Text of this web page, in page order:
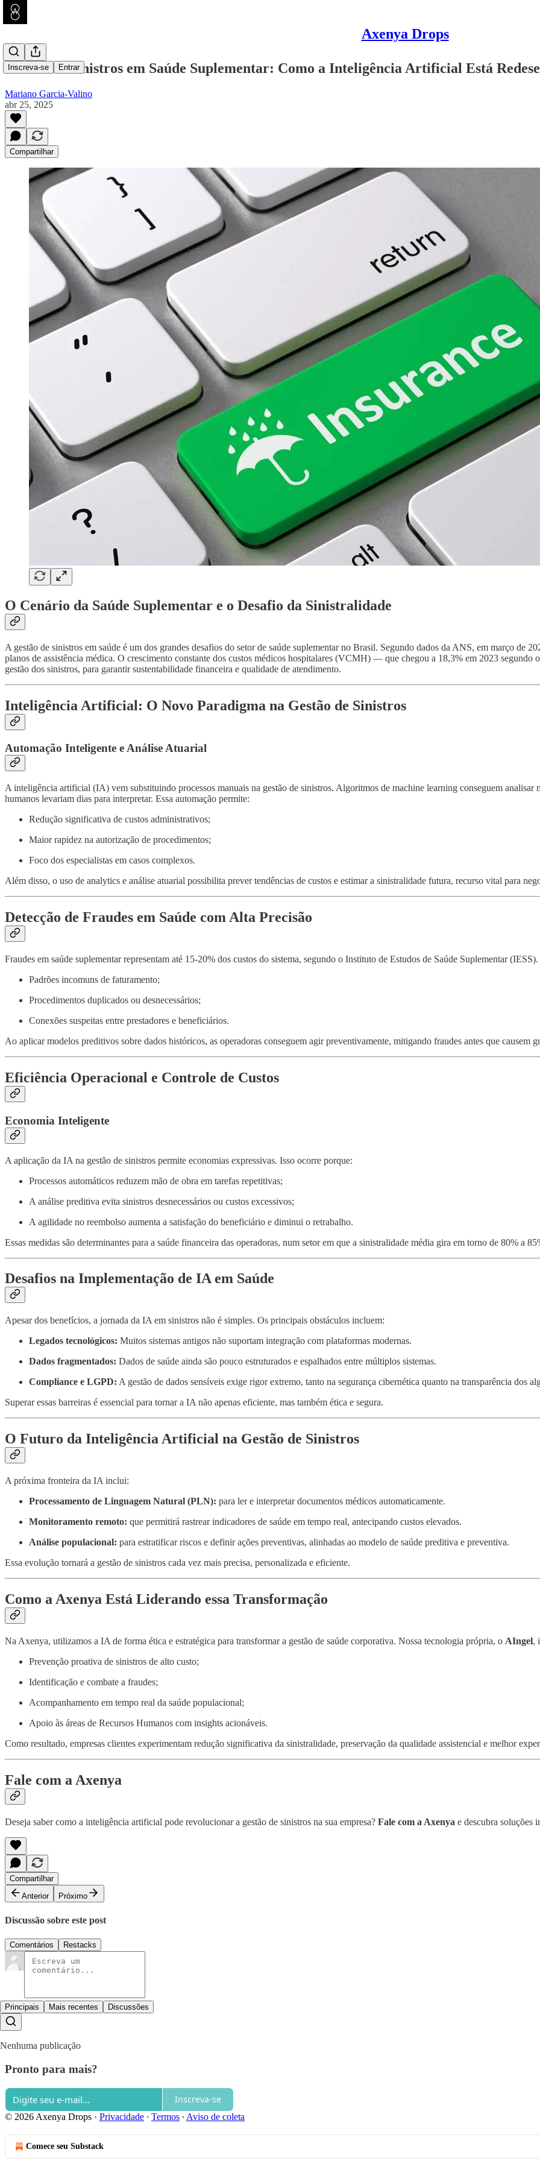
Axenya Drops
Inscreva-se Entrar
Gestão de Sinistros em Saúde Suplementar: Como a Inteligência Artificial Está
Mariano Garcia-Valino
abr 25, 2025
Compartilhar
O Cenário da Saúde Suplementar e o Desafio da Sinistralidade
A gestão de sinistros em saúde é um dos grandes desafios do setor de saúde suplementar no Brasil. Segundo dados da ANS, em março de
planos de assistência médica. O crescimento constante dos custos médicos hospitalares (VCMH) — que chegou a 18,3% em 2023 segundo
gestão dos sinistros, para garantir sustentabilidade financeira e qualidade de atendimento.
Inteligência Artificial: O Novo Paradigma na Gestão de Sinistros
Automação Inteligente e Análise Atuarial
A inteligência artificial (IA) vem substituindo processos manuais na gestão de sinistros. Algoritmos de machine learning conseguem analisar
humanos levariam dias para interpretar. Essa automação permite:
Redução significativa de custos administrativos;
Maior rapidez na autorização de procedimentos;
Foco dos especialistas em casos complexos.
Além disso, o uso de analytics e análise atuarial possibilita prever tendências de custos e estimar a sinistralidade futura, recurso vital para
Detecção de Fraudes em Saúde com Alta Precisão
Fraudes em saúde suplementar representam até 15-20% dos custos do sistema, segundo o Instituto de Estudos de Saúde Suplementar
Padrões incomuns de faturamento;
Procedimentos duplicados ou desnecessários;
Conexões suspeitas entre prestadores e beneficiários.
Ao aplicar modelos preditivos sobre dados históricos, as operadoras conseguem agir preventivamente, mitigando fraudes antes que causem
Eficiência Operacional e Controle de Custos
Economia Inteligente
A aplicação da IA na gestão de sinistros permite economias expressivas. Isso ocorre porque:
Processos automáticos reduzem mão de obra em tarefas repetitivas;
A análise preditiva evita sinistros desnecessários ou custos excessivos;
A agilidade no reembolso aumenta a satisfação do beneficiário e diminui o retrabalho.
Essas medidas são determinantes para a saúde financeira das operadoras, num setor em que a sinistralidade média gira em torno de 80% a
Desafios na Implementação de IA em Saúde
Apesar dos benefícios, a jornada da IA em sinistros não é simples. Os principais obstáculos incluem:
Legados tecnológicos: Muitos sistemas antigos não suportam integração com plataformas modernas.
Dados fragmentados: Dados de saúde ainda são pouco estruturados e espalhados entre múltiplos sistemas.
Compliance e LGPD: A gestão de dados sensíveis exige rigor extremo, tanto na segurança cibernética quanto na transparência dos
Superar essas barreiras é essencial para tornar a IA não apenas eficiente, mas também ética e segura.
O Futuro da Inteligência Artificial na Gestão de Sinistros
A próxima fronteira da IA inclui:
Processamento de Linguagem Natural (PLN): para ler e interpretar documentos médicos automaticamente.
Monitoramento remoto: que permitirá rastrear indicadores de saúde em tempo real, antecipando custos elevados.
Análise populacional: para estratificar riscos e definir ações preventivas, alinhadas ao modelo de saúde preditiva e preventiva.
Essa evolução tornará a gestão de sinistros cada vez mais precisa, personalizada e eficiente.
Como a Axenya Está Liderando essa Transformação
Na Axenya, utilizamos a IA de forma ética e estratégica para transformar a gestão de saúde corporativa. Nossa tecnologia própria, o AIngel,
Prevenção proativa de sinistros de alto custo;
Identificação e combate a fraudes;
Acompanhamento em tempo real da saúde populacional;
Apoio às áreas de Recursos Humanos com insights acionáveis.
Como resultado, empresas clientes experimentam redução significativa da sinistralidade, preservação da qualidade assistencial e melhor
Fale com a Axenya
Deseja saber como a inteligência artificial pode revolucionar a gestão de sinistros na sua empresa? Fale com a Axenya e descubra soluções
Compartilhar
Anterior
Próximo
Discussão sobre este post
Comentários Restacks
Principais Mais recentes Discussões
Nenhuma publicação
Pronto para mais?
Inscreva-se
© 2026 Axenya Drops · Privacidade ∙ Termos ∙ Aviso de coleta
Comece seu Substack